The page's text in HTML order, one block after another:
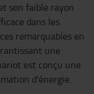
son faible rayon
dans les
remarquables en
une
est conçu une
d'énergie.